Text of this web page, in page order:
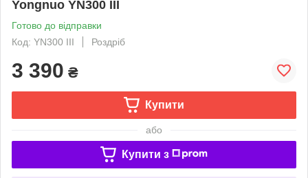
Yongnuo YN300 III
Готово до відправки
Код: YN300 III
Роздріб
3 390 ₴
Купити
або
Купити з